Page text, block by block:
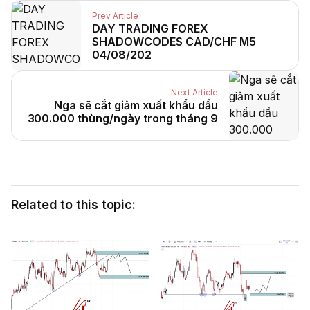
Prev Article
DAY TRADING FOREX
SHADOWCODES CAD/CHF M5
04/08/202
Next Article
Nga sẽ cắt giảm xuất khẩu dầu
300.000 thùng/ngày trong tháng 9
Related to this topic: